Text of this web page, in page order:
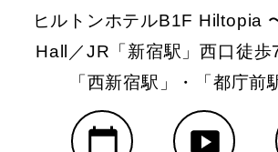
ヒルトンホテルB1F Hiltopia
Hall／JR「新宿駅」西口徒歩
「西新宿駅」・「都庁前